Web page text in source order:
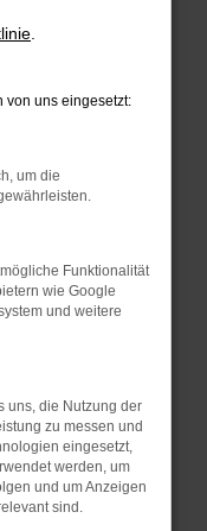
helfen können:
deine
Werbeblocker,
Seiten
privaten
beheben.
von uns eingesetzt:
um die
Funktionalität
wie Google
und weitere
uns, die Nutzung der
zu messen und
eingesetzt,
werden, um
und um Anzeigen
sind.